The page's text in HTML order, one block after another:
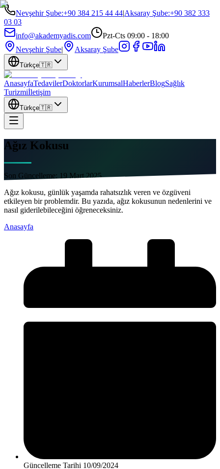
Nevşehir Şube:+90 384 215 44 44|Aksaray Şube:+90 382 333
03 03
info@akademyadis.com
Pzt-Cts 09:00 - 18:00
Nevşehir Şube| Aksaray Şube
Türkçe🇹🇷
AnasayfaTedavilerDoktorlarKurumsalHaberlerBlogSağlık
Turizmiİletişim
Türkçe🇹🇷
Ağız Kokusu
Son Güncelleme: 19 Mart 2025
Ağız kokusu, günlük yaşamda rahatsızlık veren ve özgüveni
etkileyen bir problemdir. Bu yazıda, ağız kokusunun nedenlerini ve
nasıl giderilebileceğini öğreneceksiniz.
Anasayfa
Güncelleme Tarihi 10/09/2024